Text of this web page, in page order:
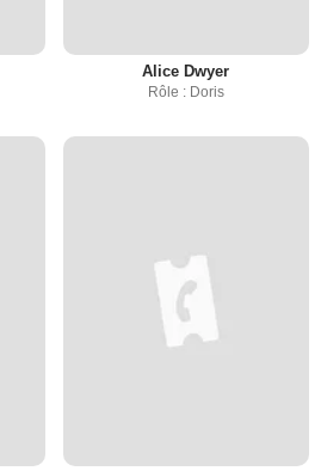
Alice Dwyer
Rôle : Doris